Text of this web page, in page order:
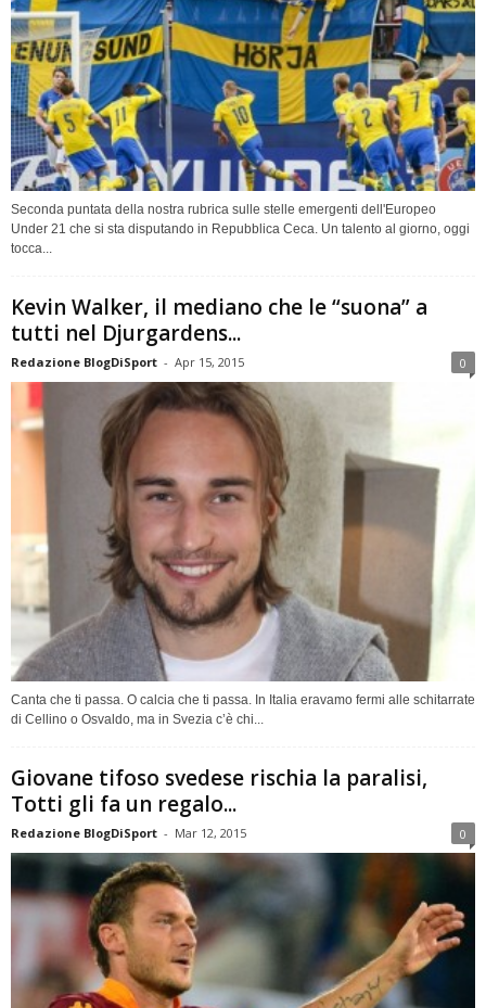
Seconda puntata della nostra rubrica sulle stelle emergenti dell'Europeo
Under 21 che si sta disputando in Repubblica Ceca. Un talento al giorno, oggi
tocca...
Kevin Walker, il mediano che le “suona” a
tutti nel Djurgardens...
Redazione BlogDiSport - Apr 15, 2015 0
Canta che ti passa. O calcia che ti passa. In Italia eravamo fermi alle schitarrate
di Cellino o Osvaldo, ma in Svezia c’è chi...
Giovane tifoso svedese rischia la paralisi,
Totti gli fa un regalo...
Redazione BlogDiSport - Mar 12, 2015 0